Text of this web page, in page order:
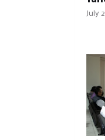
July